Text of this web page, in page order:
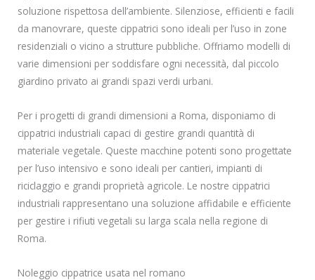
soluzione rispettosa dell’ambiente. Silenziose, efficienti e facili
da manovrare, queste cippatrici sono ideali per l’uso in zone
residenziali o vicino a strutture pubbliche. Offriamo modelli di
varie dimensioni per soddisfare ogni necessità, dal piccolo
giardino privato ai grandi spazi verdi urbani.
Per i progetti di grandi dimensioni a Roma, disponiamo di
cippatrici industriali capaci di gestire grandi quantità di
materiale vegetale. Queste macchine potenti sono progettate
per l’uso intensivo e sono ideali per cantieri, impianti di
riciclaggio e grandi proprietà agricole. Le nostre cippatrici
industriali rappresentano una soluzione affidabile e efficiente
per gestire i rifiuti vegetali su larga scala nella regione di
Roma.
Noleggio cippatrice usata nel romano